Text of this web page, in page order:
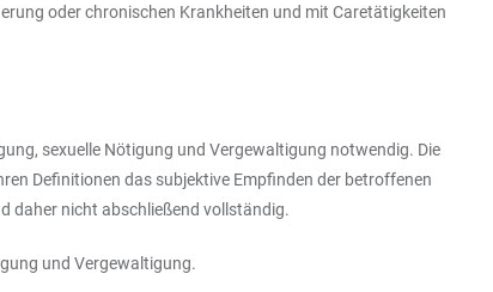
oder chronischen Krankheiten und mit Caretätigkeiten
sexuelle Nötigung und Vergewaltigung notwendig. Die
Definitionen das subjektive Empfinden der betroffenen
daher nicht abschließend vollständig.
und Vergewaltigung.